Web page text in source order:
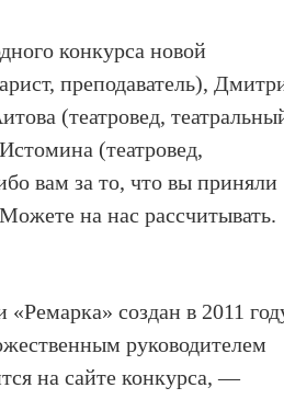
конкурса новой
преподаватель),
(театровед,
(театровед,
вам за то, что вы приняли
на нас рассчитывать.
создан в 2011
руководителем
на сайте конкурса, —